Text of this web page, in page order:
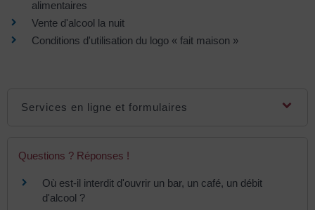
alimentaires
Vente d'alcool la nuit
Conditions d'utilisation du logo « fait maison »
Services en ligne et formulaires
Questions ? Réponses !
Où est-il interdit d'ouvrir un bar, un café, un débit
d'alcool ?